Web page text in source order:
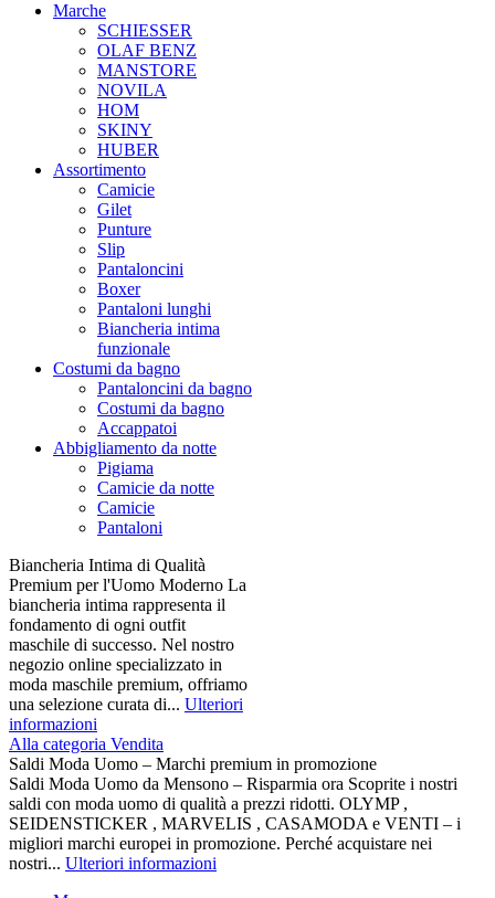
Marche
SCHIESSER
OLAF BENZ
MANSTORE
NOVILA
HOM
SKINY
HUBER
Assortimento
Camicie
Gilet
Punture
Slip
Pantaloncini
Boxer
Pantaloni lunghi
Biancheria intima
funzionale
Costumi da bagno
Pantaloncini da bagno
Costumi da bagno
Accappatoi
Abbigliamento da notte
Pigiama
Camicie da notte
Camicie
Pantaloni
Biancheria Intima di Qualità
Premium per l'Uomo Moderno La
biancheria intima rappresenta il
fondamento di ogni outfit
maschile di successo. Nel nostro
negozio online specializzato in
moda maschile premium, offriamo
una selezione curata di... Ulteriori
informazioni
Alla categoria Vendita
Saldi Moda Uomo – Marchi premium in promozione
Saldi Moda Uomo da Mensono – Risparmia ora Scoprite i nostri
saldi con moda uomo di qualità a prezzi ridotti. OLYMP ,
SEIDENSTICKER , MARVELIS , CASAMODA e VENTI – i
migliori marchi europei in promozione. Perché acquistare nei
nostri... Ulteriori informazioni